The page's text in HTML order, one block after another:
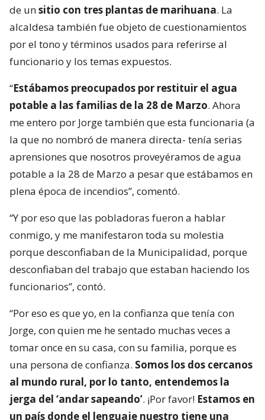
de unsitio con tres plantas de marihuana. La
alcaldesa también fue objeto de cuestionamientos
por el tono y términos usados para referirse al
funcionario y los temas expuestos.
“Estábamos preocupados por restituir el agua
potable a las familias de la 28 de Marzo. Ahora
me entero por Jorge también que esta funcionaria (a
la que no nombró de manera directa- tenía serias
aprensiones que nosotros proveyéramos de agua
potable a la 28 de Marzo a pesar que estábamos en
plena época de incendios”, comentó.
“Y por eso que las pobladoras fueron a hablar
conmigo, y me manifestaron toda su molestia
porque desconfiaban de la Municipalidad, porque
desconfiaban del trabajo que estaban haciendo los
funcionarios”, contó.
“Por eso es que yo, en la confianza que tenía con
Jorge, con quien me he sentado muchas veces a
tomar once en su casa, con su familia, porque es
una persona de confianza. Somos los dos cercanos
al mundo rural, por lo tanto, entendemos la
jerga del ‘andar sapeando’. ¡Por favor! Estamos en
un país donde el lenguaje nuestro tiene una